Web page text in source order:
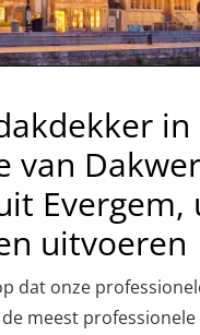
in
van
Evergem,
uitvoeren
dat onze
meest professionele